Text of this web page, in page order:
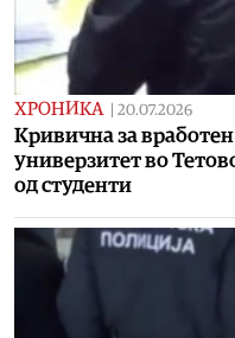
ХРОНИКА 20.07.2026
Кривична за
универзитет во
од студенти